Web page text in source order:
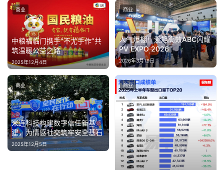
中粮福临门携手“不尤手作”共
筑温暖公益之路​
2025年12月4日
商业
人气爆棚！爱旭高效ABC闪耀
PV EXPO 2026
2026年3月19日
商业
米连科技构建数字信任新基
建，为情感社交筑牢安全基石
2025年12月5日
商业 商业